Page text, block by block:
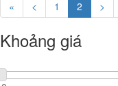
« < 1 2 >
Khoảng giá